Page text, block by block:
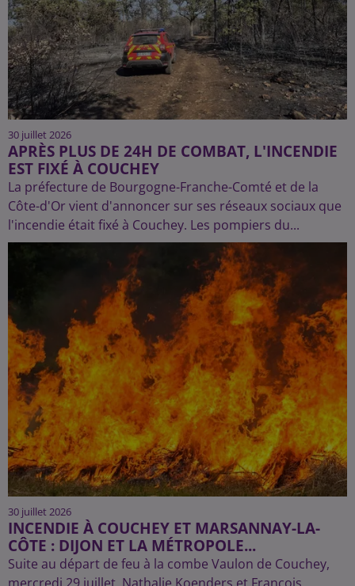
30 juillet 2026
APRÈS PLUS DE 24H DE COMBAT, L'INCENDIE
EST FIXÉ À COUCHEY
La préfecture de Bourgogne-Franche-Comté et de la
Côte-d'Or vient d'annoncer sur ses réseaux sociaux que
l'incendie était fixé à Couchey. Les pompiers du...
30 juillet 2026
INCENDIE À COUCHEY ET MARSANNAY-LA-
CÔTE : DIJON ET LA MÉTROPOLE...
Suite au départ de feu à la combe Vaulon de Couchey,
mercredi 29 juillet, Nathalie Koenders et François